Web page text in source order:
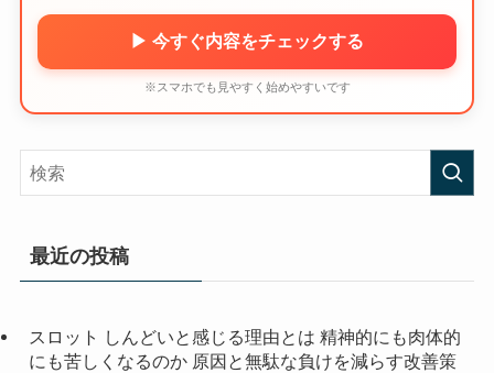
▶ 今すぐ内容をチェックする
※スマホでも見やすく始めやすいです
最近の投稿
スロット しんどいと感じる理由とは 精神的にも肉体的
にも苦しくなるのか 原因と無駄な負けを減らす改善策